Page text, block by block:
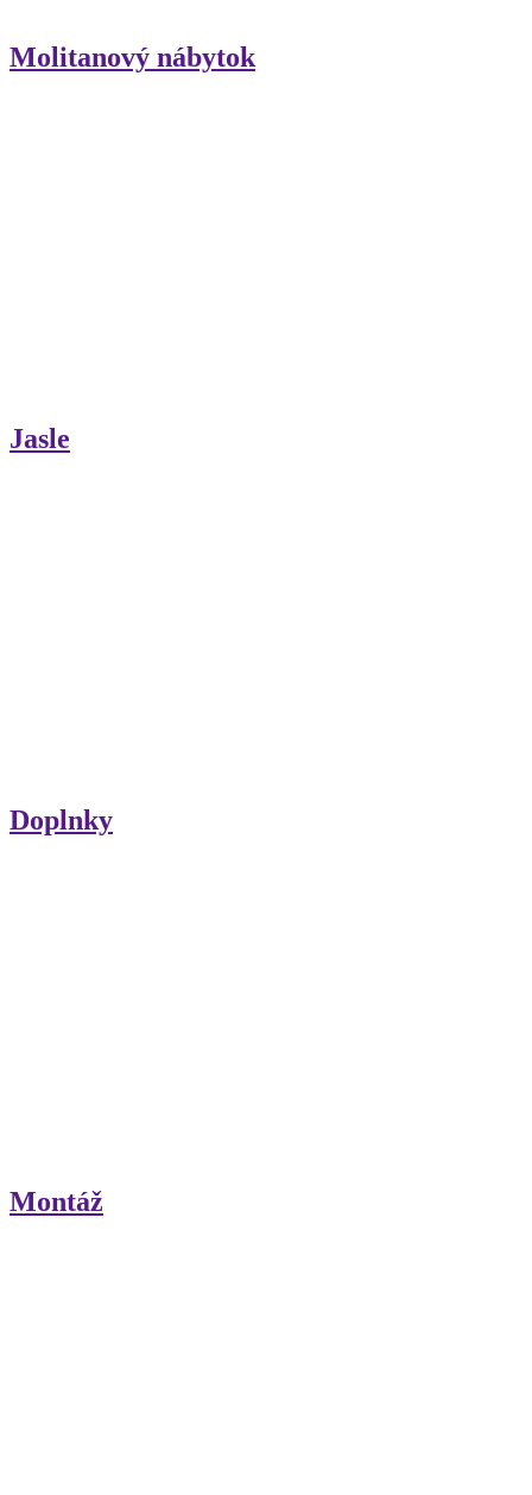
Molitanový nábytok
Jasle
Doplnky
Montáž